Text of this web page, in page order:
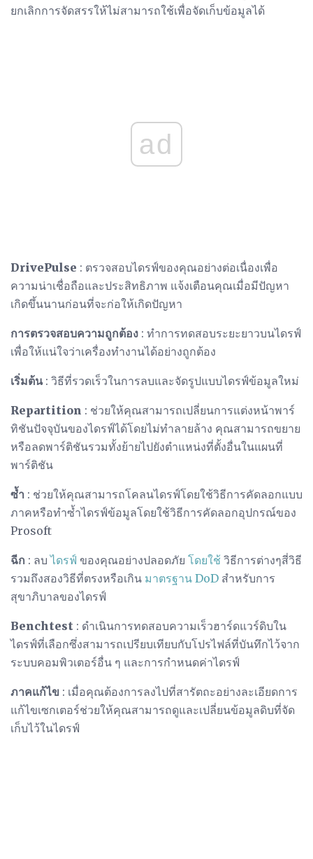
ยกเลิกการจัดสรรให้ไม่สามารถใช้เพื่อจัดเก็บข้อมูลได้
ad
DrivePulse : ตรวจสอบไดรฟ์ของคุณอย่างต่อเนื่องเพื่อ
ความน่าเชื่อถือและประสิทธิภาพ แจ้งเตือนคุณเมื่อมีปัญหา
เกิดขึ้นนานก่อนที่จะก่อให้เกิดปัญหา
การตรวจสอบความถูกต้อง : ทำการทดสอบระยะยาวบนไดรฟ์
เพื่อให้แน่ใจว่าเครื่องทำงานได้อย่างถูกต้อง
เริ่มต้น: วิธีที่รวดเร็วในการลบและจัดรูปแบบไดรฟ์ข้อมูลใหม่
Repartition : ช่วยให้คุณสามารถเปลี่ยนการแต่งหน้าพาร์
ทิชันปัจจุบันของไดรฟ์ได้โดยไม่ทำลายล้าง คุณสามารถขยาย
หรือลดพาร์ติชันรวมทั้งย้ายไปยังตำแหน่งที่ตั้งอื่นในแผนที่
พาร์ติชัน
ซ้ำ : ช่วยให้คุณสามารถโคลนไดรฟ์โดยใช้วิธีการคัดลอกแบบ
ภาคหรือทำซ้ำไดรฟ์ข้อมูลโดยใช้วิธีการคัดลอกอุปกรณ์ของ
Prosoft
ฉีก : ลบไดรฟ์ ของคุณอย่างปลอดภัย โดยใช้ วิธีการต่างๆสี่วิธี
รวมถึงสองวิธีที่ตรงหรือเกิน มาตรฐาน DoD สำหรับการ
สุขาภิบาลของไดรฟ์
Benchtest : ดำเนินการทดสอบความเร็วฮาร์ดแวร์ดิบใน
ไดรฟ์ที่เลือกซึ่งสามารถเปรียบเทียบกับโปรไฟล์ที่บันทึกไว้จาก
ระบบคอมพิวเตอร์อื่น ๆ และการกำหนดค่าไดรฟ์
ภาคแก้ไข : เมื่อคุณต้องการลงไปที่สารัตถะอย่างละเอียดการ
แก้ไขเซกเตอร์ช่วยให้คุณสามารถดูและเปลี่ยนข้อมูลดิบที่จัด
เก็บไว้ในไดรฟ์